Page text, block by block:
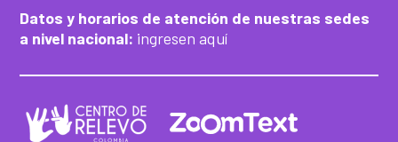
Datos y horarios de atención de nuestras sedes
a nivel nacional: ingresen aquí